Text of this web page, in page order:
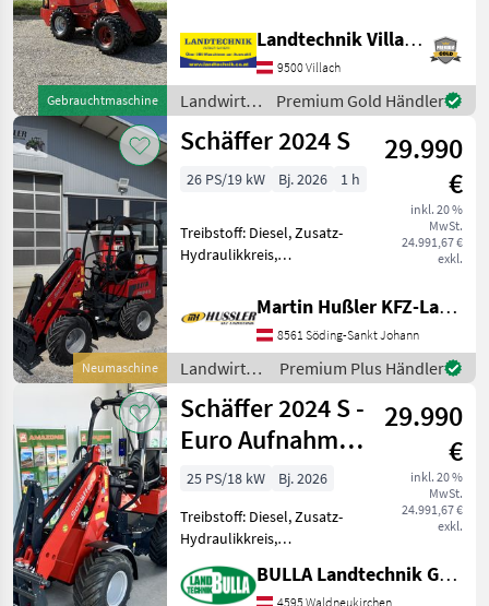
Gebrauchtmaschine
mit Kubota
Baumaschinenmotor,
Arbeitsscheinwerfer vorne
und hinten, Bereifung 7.00-
12, vorne Zwilli
Landtechnik Villach GmbH
9500 Villach
Landwirtsch.
Motorfahrzeuge
/ Schäffer
Premium Gold Händler
Neumaschine
Schäffer 2024 S
29.990
€
inkl. 20 %
MwSt.
24.991,67 €
exkl.
26 PS/19 kW Bj. 2026 1 h
Treibstoff: Diesel, Zusatz-
Hydraulikkreis,
hydr. Geräteverriegelung
Zum Verkauf steht ein
neuer Schäffer 2024 S • 3-
Zylinder-Dieselmotor
Kubota
Martin Hußler KFZ-Landtechnik
8561 Söding-Sankt Johann
Landwirtsch.
Motorfahrzeuge
/ Schäffer
Premium Plus Händler
Schäffer 2024 S -
Euro Aufnahme -
Aktionsmodell
29.990
€
inkl. 20 %
MwSt.
24.991,67 €
exkl.
25 PS/18 kW
Bj. 2026
Treibstoff: Diesel, Zusatz-
Hydraulikkreis,
hydr. Geräteverriegelung
BULLA Landtechnik GmbH
4595 Waldneukirchen